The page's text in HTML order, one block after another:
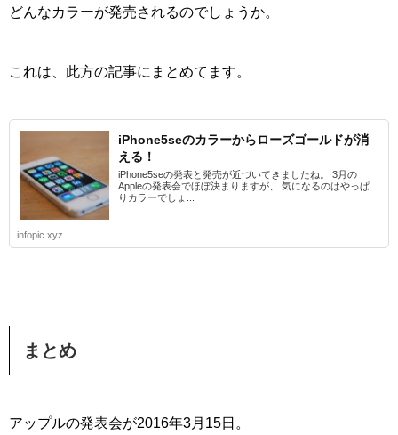
どんなカラーが発売されるのでしょうか。
これは、此方の記事にまとめてます。
iPhone5seのカラーからローズゴールドが消
える！
iPhone5seの発表と発売が近づいてきましたね。 3月の
Appleの発表会でほぼ決まりますが、 気になるのはやっぱ
りカラーでしょ...
infopic.xyz
まとめ
アップルの発表会が2016年3月15日 。